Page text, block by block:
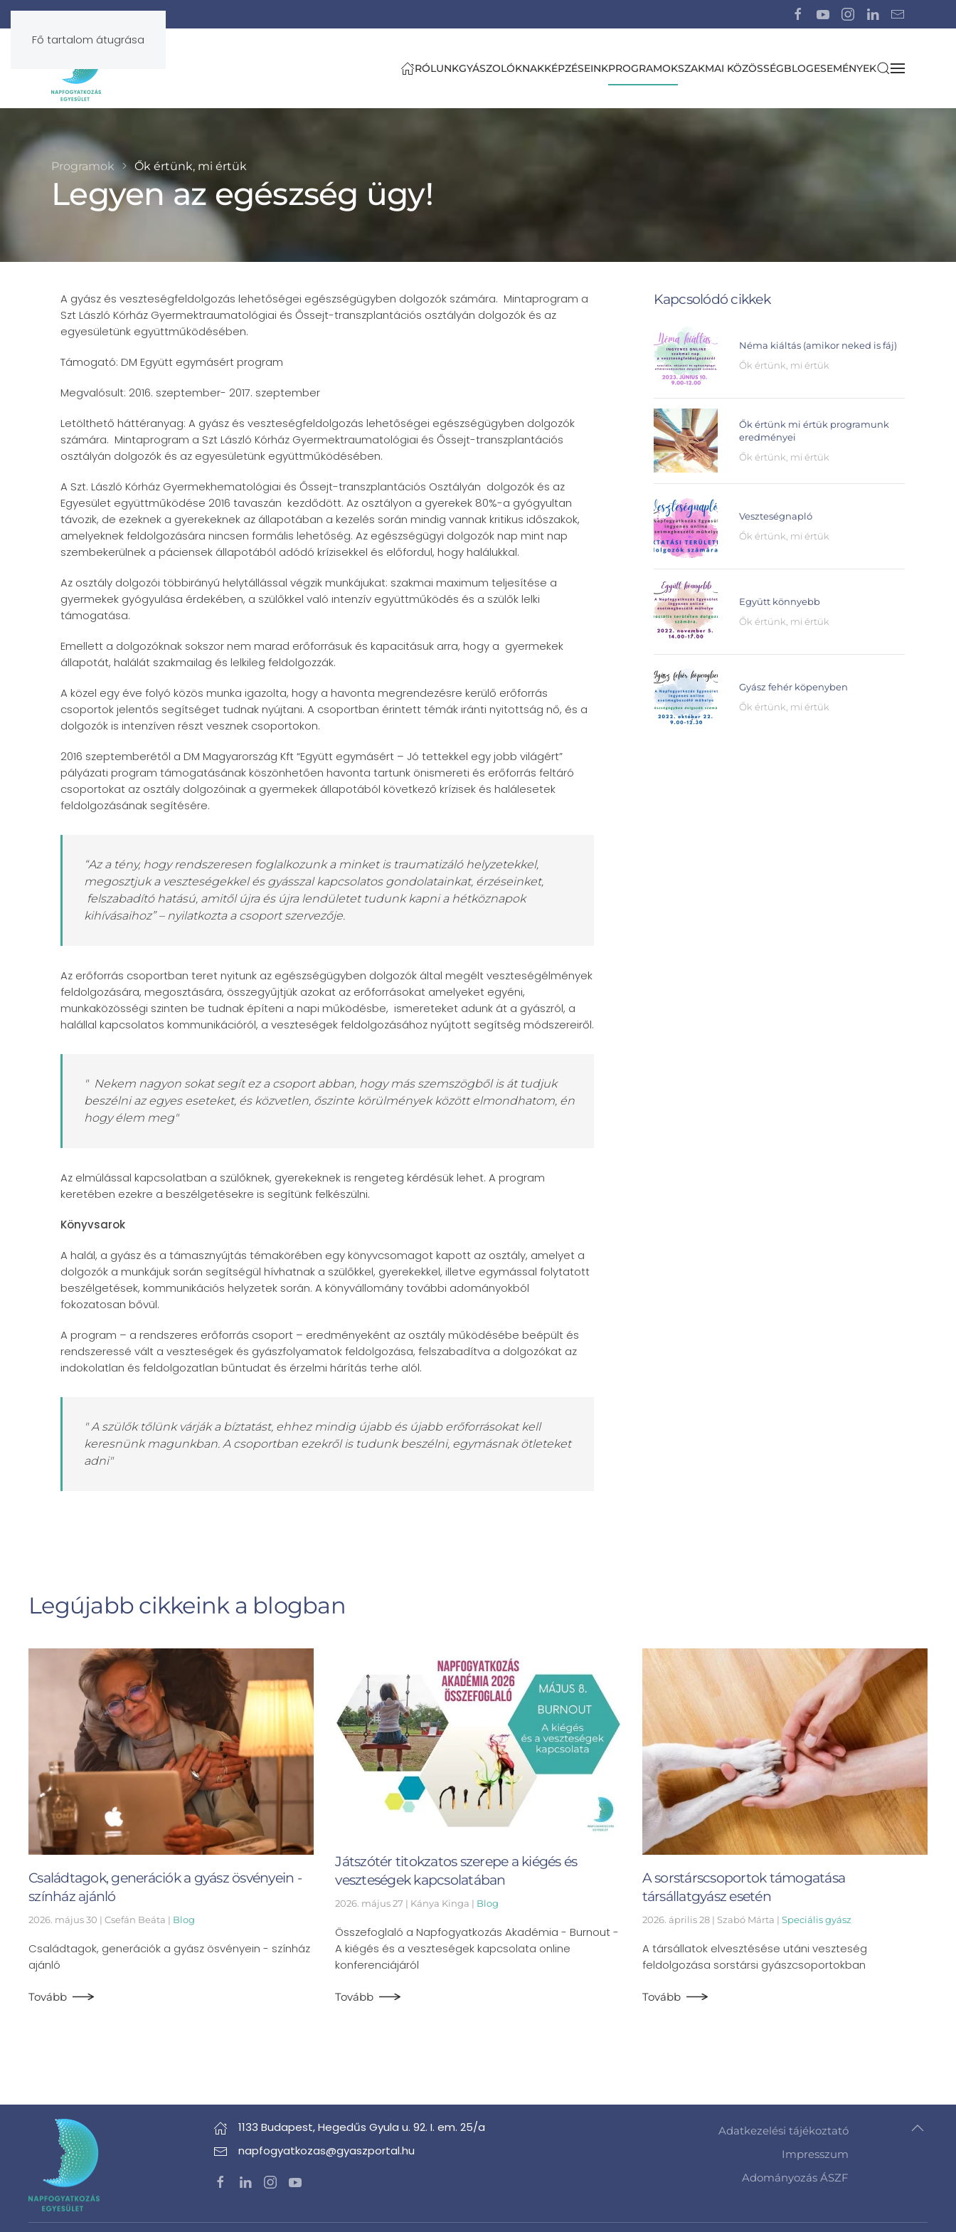
Fő tartalom átugrása
RÓLUNKGYÁSZOLÓKNAKKÉPZÉSEINKPROGRAMOKSZAKMAI KÖZÖSSÉGBLOGESEMÉNYEK
Programok Ők értünk, mi értük
Legyen az egészség ügy!
A gyász és veszteségfeldolgozás lehetőségei egészségügyben dolgozók számára. Mintaprogram a
Szt László Kórház Gyermektraumatológiai és Őssejt-transzplantációs osztályán dolgozók és az
egyesületünk együttműködésében.
Támogató: DM Együtt egymásért program
Megvalósult: 2016. szeptember- 2017. szeptember
Letölthető háttéranyag: A gyász és veszteségfeldolgozás lehetőségei egészségügyben dolgozók
számára. Mintaprogram a Szt László Kórház Gyermektraumatológiai és Őssejt-transzplantációs
osztályán dolgozók és az egyesületünk együttműködésében.
A Szt. László Kórház Gyermekhematológiai és Őssejt-transzplantációs Osztályán dolgozók és az
Egyesület együttműködése 2016 tavaszán kezdődött. Az osztályon a gyerekek 80%-a gyógyultan
távozik, de ezeknek a gyerekeknek az állapotában a kezelés során mindig vannak kritikus időszakok,
amelyeknek feldolgozására nincsen formális lehetőség. Az egészségügyi dolgozók nap mint nap
szembekerülnek a páciensek állapotából adódó krízisekkel és előfordul, hogy halálukkal.
Az osztály dolgozói többirányú helytállással végzik munkájukat: szakmai maximum teljesítése a
gyermekek gyógyulása érdekében, a szülőkkel való intenzív együttműködés és a szülők lelki
támogatása.
Emellett a dolgozóknak sokszor nem marad erőforrásuk és kapacitásuk arra, hogy a gyermekek
állapotát, halálát szakmailag és lelkileg feldolgozzák.
A közel egy éve folyó közös munka igazolta, hogy a havonta megrendezésre kerülő erőforrás
csoportok jelentős segítséget tudnak nyújtani. A csoportban érintett témák iránti nyitottság nő, és a
dolgozók is intenzíven részt vesznek csoportokon.
2016 szeptemberétől a DM Magyarország Kft “Együtt egymásért – Jó tettekkel egy jobb világért”
pályázati program támogatásának köszönhetően havonta tartunk önismereti és erőforrás feltáró
csoportokat az osztály dolgozóinak a gyermekek állapotából következő krízisek és halálesetek
feldolgozásának segítésére.
“Az a tény, hogy rendszeresen foglalkozunk a minket is traumatizáló helyzetekkel,
megosztjuk a veszteségekkel és gyásszal kapcsolatos gondolatainkat, érzéseinket,
felszabadító hatású, amitől újra és újra lendületet tudunk kapni a hétköznapok
kihívásaihoz” – nyilatkozta a csoport szervezője.
Az erőforrás csoportban teret nyitunk az egészségügyben dolgozók által megélt veszteségélmények
feldolgozására, megosztására, összegyűjtjük azokat az erőforrásokat amelyeket egyéni,
munkaközösségi szinten be tudnak építeni a napi működésbe, ismereteket adunk át a gyászról, a
halállal kapcsolatos kommunikációról, a veszteségek feldolgozásához nyújtott segítség módszereiről.
" Nekem nagyon sokat segít ez a csoport abban, hogy más szemszögből is át tudjuk
beszélni az egyes eseteket, és közvetlen, őszinte körülmények között elmondhatom, én
hogy élem meg"
Az elmúlással kapcsolatban a szülőknek, gyerekeknek is rengeteg kérdésük lehet. A program
keretében ezekre a beszélgetésekre is segítünk felkészülni.
Könyvsarok
A halál, a gyász és a támasznyújtás témakörében egy könyvcsomagot kapott az osztály, amelyet a
dolgozók a munkájuk során segítségül hívhatnak a szülőkkel, gyerekekkel, illetve egymással folytatott
beszélgetések, kommunikációs helyzetek során. A könyvállomány további adományokból
fokozatosan bővül.
A program – a rendszeres erőforrás csoport – eredményeként az osztály működésébe beépült és
rendszeressé vált a veszteségek és gyászfolyamatok feldolgozása, felszabadítva a dolgozókat az
indokolatlan és feldolgozatlan bűntudat és érzelmi hárítás terhe alól.
" A szülők tőlünk várják a bíztatást, ehhez mindig újabb és újabb erőforrásokat kell
keresnünk magunkban. A csoportban ezekről is tudunk beszélni, egymásnak ötleteket
adni"
Kapcsolódó cikkek
Néma kiáltás (amikor neked is fáj)
Ők értünk, mi értük
Ők értünk mi értük programunk
eredményei
Ők értünk, mi értük
Veszteségnapló
Ők értünk, mi értük
Együtt könnyebb
Ők értünk, mi értük
Gyász fehér köpenyben
Ők értünk, mi értük
Legújabb cikkeink a blogban
Családtagok, generációk a gyász ösvényein -
színház ajánló
2026. május 30 | Csefán Beáta | Blog
Családtagok, generációk a gyász ösvényein - színház
ajánló
Tovább
Játszótér titokzatos szerepe a kiégés és
veszteségek kapcsolatában
2026. május 27 | Kánya Kinga | Blog
Összefoglaló a Napfogyatkozás Akadémia - Burnout -
A kiégés és a veszteségek kapcsolata online
konferenciájáról
Tovább
A sorstárscsoportok támogatása
társállatgyász esetén
2026. április 28| Szabó Márta | Speciális gyász
A társállatok elvesztésése utáni veszteség
feldolgozása sorstársi gyászcsoportokban
Tovább
1133 Budapest,Hegedűs Gyula u. 92. I. em. 25/a
napfogyatkozas@gyaszportal.hu
Adatkezelési tájékoztató
Impresszum
Adományozás ÁSZF